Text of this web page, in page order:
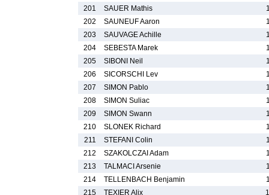
201
SAUER Mathis
202
SAUNEUF Aaron
203
SAUVAGE Achille
204
SEBESTA Marek
205
SIBONI Neil
206
SICORSCHI Lev
207
SIMON Pablo
208
SIMON Suliac
209
SIMON Swann
210
SLONEK Richard
211
STEFANI Colin
212
SZAKOLCZAI Adam
213
TALMACI Arsenie
214
TELLENBACH Benjamin
215
TEXIER Alix